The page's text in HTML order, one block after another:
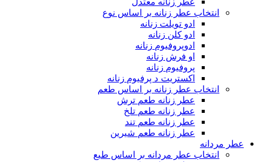
انتخاب عطر زنانه بر اساس نوع
ادو تویلت زنانه
ادو کلن زنانه
ادوپروفیوم زنانه
او فرش زنانه
پروفیوم زنانه
اکستریت د پرفیوم زنانه
انتخاب عطر زنانه بر اساس طعم
عطر زنانه طعم ترش
عطر زنانه طعم تلخ
عطر زنانه طعم تند
عطر زنانه طعم شیرین
عطر مردانه
انتخاب عطر مردانه بر اساس طبع